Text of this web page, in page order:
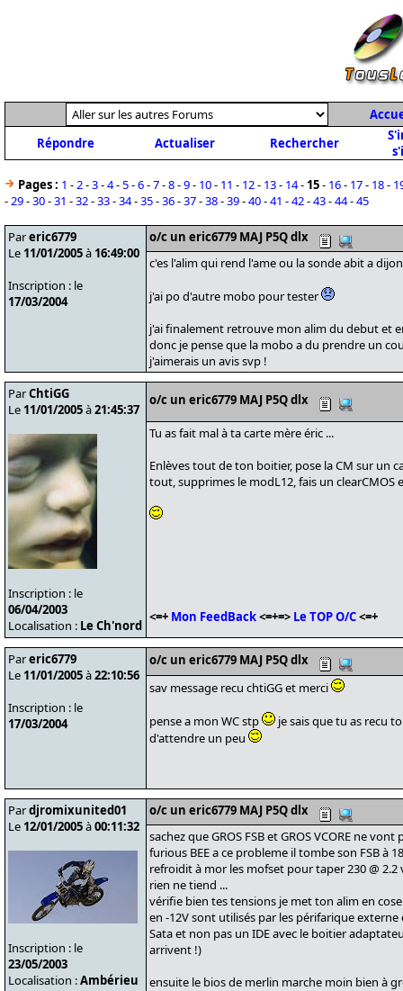
Répondre
Actualiser Rechercher
Pages : 1 -2-3-4-5-6-7-8-9- 10- 11 - 12- 13- 14- 15- 16- 17- 18-
-29-30-31 -32-33-34-35-36-37-38-39-40-41 -42-43-44-45
Pareric6779
Le 11/01/2005à 16:49:00
Inscription : le
17/03/2004
o/c un eric6779 MAJ P5Q dlx
c'es l'alim qui rend l'ame ou la sonde abit a
j'ai po d'autre mobo pour tester
j'ai finalement retrouve mon alim du debut et
donc je pense que la mobo a du prendre un
j'aimerais un avis svp !
ParChtiGG
Le 11/01/2005à21:45:37
Inscription : le
06/04/2003
Localisation : Le Ch'nord
o/c un eric6779 MAJ P5Q dlx
Tu as fait mal à ta carte mère éric ...
Enlèves tout de ton boitier, pose la CM sur un
tout, supprimes le modL12, fais un clearCMOS
<=+ Mon FeedBack<=+=> Le TOP O/C<=+
Pareric6779
Le 11/01/2005à22:10:56
Inscription : le
17/03/2004
o/c un eric6779 MAJ P5Q dlx
sav message recu chtiGG et merci
pense a mon WC stp
je sais que tu as recu
d'attendre un peu
Pardjromixunited01
Le 12/01/2005à00:11:32
Inscription : le
23/05/2003
Localisation :Ambérieu
o/c un eric6779 MAJ P5Q dlx
sachez que GROS FSB et GROS VCORE ne
furious BEE a ce probleme il tombe son FSB à
refroidit à mor les mofset pour taper 230 @ 2.2
rien ne tiend ...
vérifie bien tes tensions je met ton alim en
en -12V sont utilisés par les périfarique
Sata et non pas un IDE avec le boitier
arrivent !)
ensuite le bios de merlin marche moin bien à